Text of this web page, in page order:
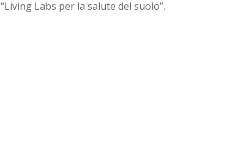
“Living Labs per la salute del suolo”.